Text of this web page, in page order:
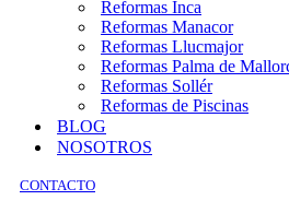
Reformas Inca
Reformas Manacor
Reformas Llucmajor
Reformas Palma de
Reformas Sollér
Reformas de Piscinas
BLOG
NOSOTROS
CONTACTO